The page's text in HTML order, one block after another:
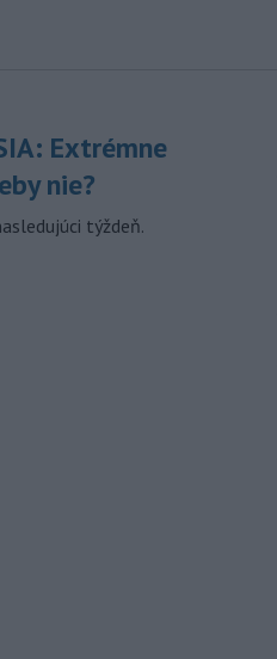
Extrémne
nie?
týždeň.